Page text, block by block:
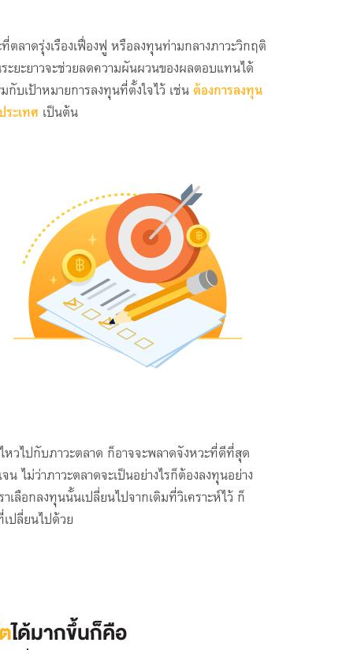
ลาดรุ่งเรืองเฟื่องฟู หรือลงทุนท่ามกลางภาวะวิกฤติ
ะยะยาวจะช่วยลดความผันผวนของผลตอบแทนได้
กับเป้าหมายการลงทุนที่ตั้งใจไว้ เช่นต้องการลงทุน
ะเทศ เป็นต้น
วไปกับภาวะตลาด ก็อาจจะพลาดจังหวะที่ดีที่สุด
ไม่ว่าภาวะตลาดจะเป็นอย่างไรก็ต้องลงทุนอย่าง
ลือกลงทุนนั้นเปลี่ยนไปจากเดิมที่วิเคราะห์ไว้ ก็
ปลี่ยนไปด้วย
ได้มากขึ้นก็คือ